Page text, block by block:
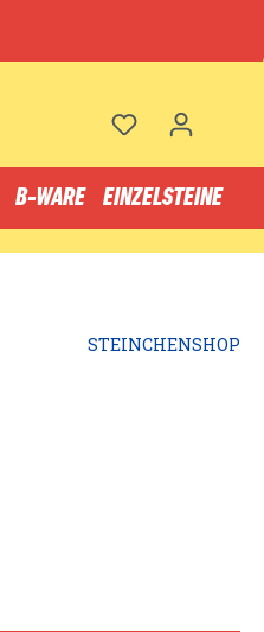
B-WARE EINZELSTEINE
STEINCHENSHOP